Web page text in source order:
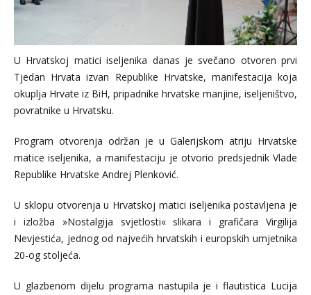
U Hrvatskoj matici iseljenika danas je svečano otvoren prvi
Tjedan Hrvata izvan Republike Hrvatske, manifestacija koja
okuplja Hrvate iz BiH, pripadnike hrvatske manjine, iseljeništvo,
povratnike u Hrvatsku.
Program otvorenja održan je u Galerijskom atriju Hrvatske
matice iseljenika, a manifestaciju je otvorio predsjednik Vlade
Republike Hrvatske Andrej Plenković.
U sklopu otvorenja u Hrvatskoj matici iseljenika postavljena je
i izložba »Nostalgija svjetlosti« slikara i grafičara Virgilija
Nevjestića, jednog od najvećih hrvatskih i europskih umjetnika
20-og stoljeća.
U glazbenom dijelu programa nastupila je i flautistica Lucija